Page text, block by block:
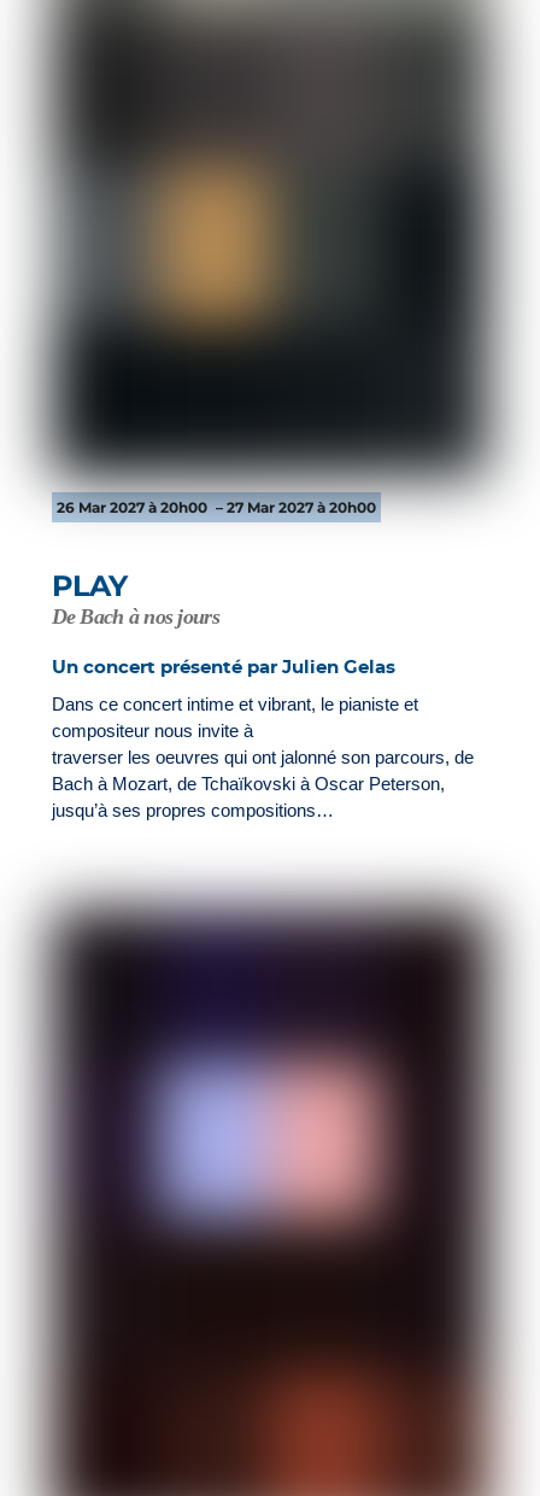
26 Mar 2027 à 20h00 – 27 Mar 2027 à 20h00
PLAY
De Bach à nos jours
Un concert présenté par Julien Gelas
Dans ce concert intime et vibrant, le pianiste et
compositeur nous invite à
traverser les oeuvres qui ont jalonné son parcours, de
Bach à Mozart, de Tchaïkovski à Oscar Peterson,
jusqu’à ses propres compositions…